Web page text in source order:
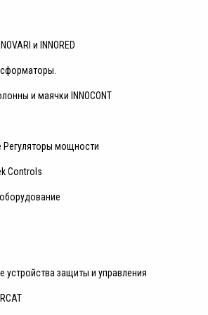
и INNORED
и маячки INNOCONT
Регуляторы мощности
Controls
устройства защиты и управления